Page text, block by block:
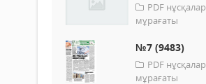
PDF нұсқалар
мұрағаты
№7 (9483)
PDF нұсқалар
мұрағаты